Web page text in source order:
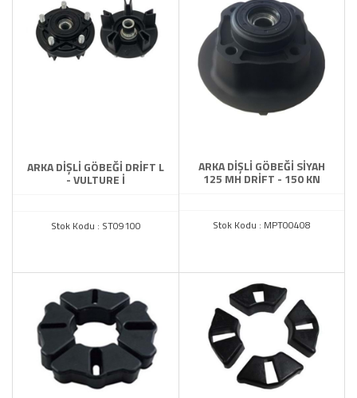
ARKA DİŞLİ GÖBEĞİ DRİFT L
- VULTURE İ
Stok Kodu : ST09100
ARKA DİŞLİ GÖBEĞİ SİYAH
125 MH DRİFT - 150 KN
Stok Kodu : MPT00408